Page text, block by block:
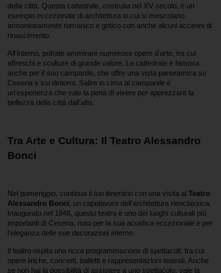
della città. Questa cattedrale, costruita nel XV secolo, è un
esempio eccezionale di architettura in cui si mescolano
armoniosamente romanico e gotico con anche alcuni accenni di
rinascimento.
All'interno, potrate ammirare numerose opere d'arte, tra cui
affreschi e sculture di grande valore. La cattedrale è famosa
anche per il suo campanile, che offre una vista panoramica su
Cesena e sui dintorni. Salire in cima al campanile è
un'esperienza che vale la pena di vivere per apprezzare la
bellezza della città dall'alto.
Tra Arte e Cultura: Il Teatro Alessandro
Bonci
Nel pomeriggio, continua il tuo itinerario con una visita al Teatro
Alessandro Bonci, un capolavoro dell'architettura neoclassica.
Inaugurato nel 1846, questo teatro è uno dei luoghi culturali più
importanti di Cesena, noto per la sua acustica eccezionale e per
l'eleganza delle sue decorazioni interne.
Il teatro ospita una ricca programmazione di spettacoli, tra cui
opere liriche, concerti, balletti e rappresentazioni teatrali. Anche
se non hai la possibilità di assistere a uno spettacolo, vale la